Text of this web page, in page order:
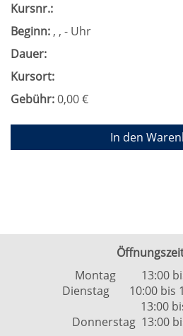
Kursnr.:
Beginn: , , - Uhr
Dauer:
Kursort:
Gebühr:0,00 €
In den
Montag 13:00
Dienstag 10:00 bis
13:00 bis
Donnerstag 13:00